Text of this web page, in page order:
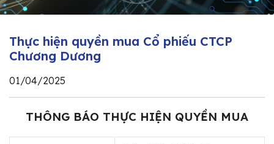
Thực hiện quyền mua Cổ phiếu CTCP
Chương Dương
01/04/2025
THÔNG BÁO THỰC HIỆN QUYỀN MUA